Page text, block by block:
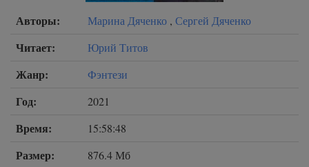
Авторы: Марина Дяченко , Сергей Дяченко
Читает: Юрий Титов
Жанр: Фэнтези
Год: 2021
Время: 15:58:48
Размер: 876.4 Мб